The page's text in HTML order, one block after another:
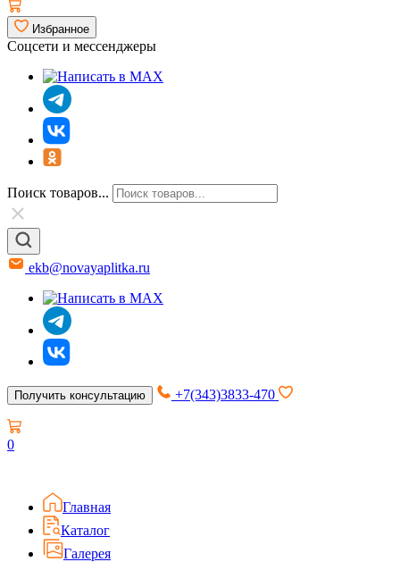
Избранное
Соцсети и мессенджеры
Поиск товаров...
ekb@novayaplitka.ru
Получить консультацию +7(343)3833-470
0
Главная
Каталог
Галерея